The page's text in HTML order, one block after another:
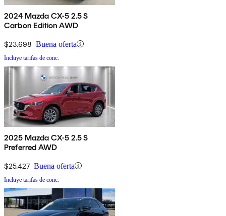
2024 Mazda CX-5 2.5 S
Carbon Edition AWD
$23,698 Buena oferta
Incluye tarifas de conc.
2025 Mazda CX-5 2.5 S
Preferred AWD
$25,427 Buena oferta
Incluye tarifas de conc.